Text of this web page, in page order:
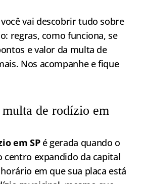
vai descobrir tudo sobre
regras, como funciona, se
e valor da multa de
Nos acompanhe e fique
de rodízio em
em SPé gerada quando o
centro expandido da capital
em que sua placa está